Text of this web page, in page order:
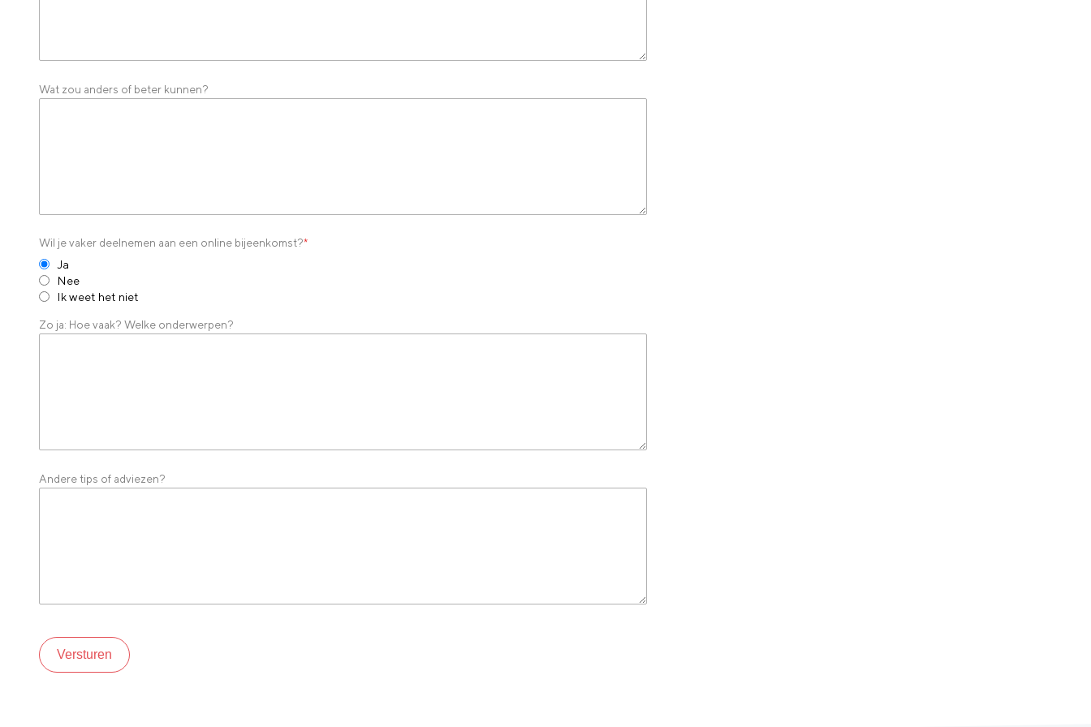
Wat zou anders of beter kunnen?
Wil je vaker deelnemen aan een online bijeenkomst?*
Ja
Nee
Ik weet het niet
Zo ja: Hoe vaak? Welke onderwerpen?
Andere tips of adviezen?
Versturen